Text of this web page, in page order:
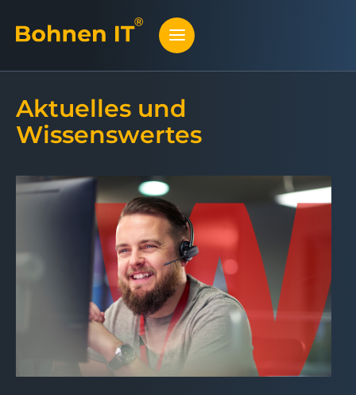
Aktuelles und
Wissenswertes